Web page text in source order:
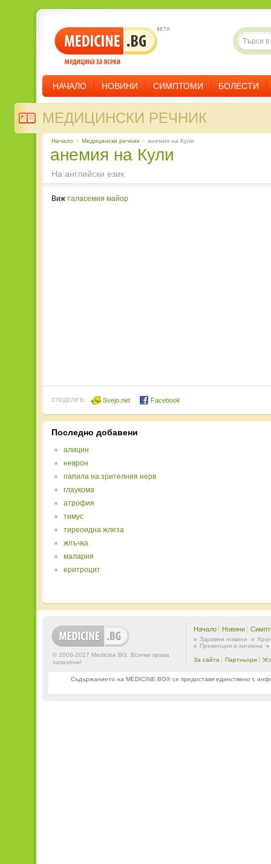
НАЧАЛО НОВИНИ СИМПТОМИ БОЛЕСТИ
МЕДИЦИНСКИ РЕЧНИК
Начало » Медицински речник » анемия на Кули
анемия на Кули
На английски език:
Виж таласемия майор
СПОДЕЛИ В: Svejo.net Facebook
Последно добавени
алицин
неврон
папила на зрителния нерв
глаукома
атрофия
тимус
тиреоидна жлеза
жлъчка
малария
еритроцит
© 2006-2017 Medicine.BG. Всички права
запазени!
Начало Новини
Здравни новини
Превенция и хигиена
За сайта Партньори
Съдържанието на MEDICINE.BG® се предоставя единствено с